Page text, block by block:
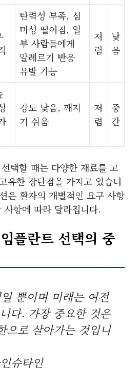
탄력성 부족, 심
미성 떨어짐, 일
부 사람들에게
알레르기 반응
유발 가능
저
렴
낮
음
강도 낮음, 깨지
기 쉬움
저
렴
중
간
택할 때는 다양한 재료를 고
유한 장단점을 가지고 있습니
은 환자의 개별적인 요구 사항
항에 따라 달라집니다.
플란트 선택의 중
뿐이며 미래는 여전
다. 가장 중요한 것은
으로 살아가는 것입니
슈타인